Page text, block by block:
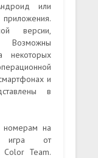
или
версии,
некоторых
и
в
номерам на
игра от
Color Team.